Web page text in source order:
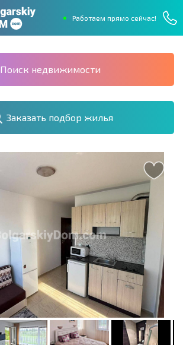
Работаем прямо сейчас!
Поиск недвижимости
Заказать подбор жилья